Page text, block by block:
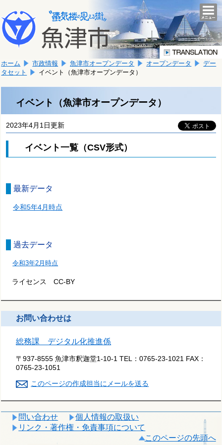
文
へ
移
ま
す。
こ
か
文
で
す。
ホーム 市政情報 魚津市オープンデータ オープンデータ
デー
タセット
イベント（魚津市オープンデータ）
イベント（魚津市オープンデータ）
2023年4月1日更新
イベント一覧（CSV形式）
最新データ
令和5年4月時点
過去データ
令和3年2月時点
ライセンス CC-BY
お問い合わせは
総務課 デジタル化推進係
〒937-8555 魚津市釈迦堂1-10-1 TEL：0765-23-1021 FAX：
0765-23-1051
このページの作成担当にメールを送る
問い合わせ
個人情報の取扱い
リンク・著作権・免責事項について
このページの先頭へ